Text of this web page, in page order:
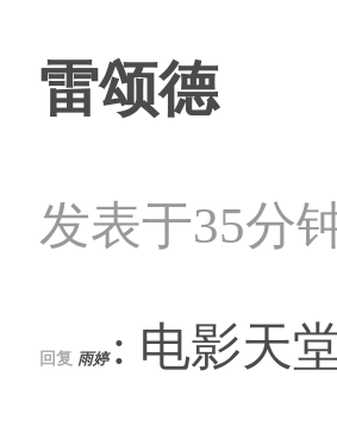
雷颂德
发表于35分
回复 雨婷 : 电影天